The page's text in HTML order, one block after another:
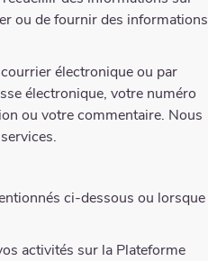
ou de fournir des informations
électronique ou par
électronique, votre numéro
ou votre commentaire. Nous
ci-dessous ou lorsque
activités sur la Plateforme